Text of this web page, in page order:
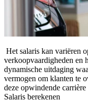
Het salaris kan variëren
verkoopvaardigheden en
dynamische uitdaging
vermogen om klanten te
deze opwindende
Salaris berekenen